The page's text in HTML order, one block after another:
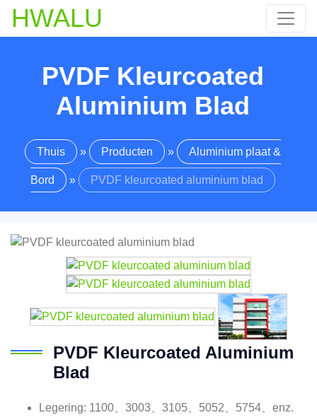
HWALU
PVDF Kleurcoated
Aluminium Blad
Thuis » Producten » Aluminium plaat &
Bord » PVDF kleurcoated aluminium blad
PVDF Kleurcoated Aluminium
Blad
Legering: 1100、3003、3105、5052、5754、enz.